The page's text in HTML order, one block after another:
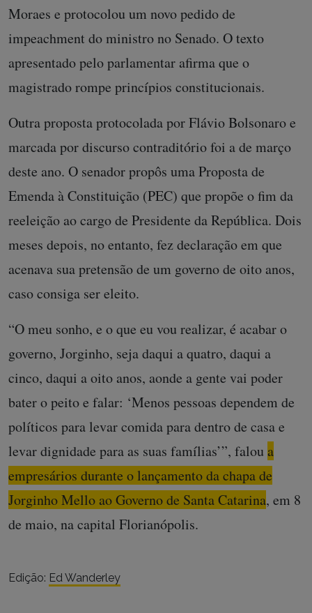
Moraes e protocolou um novo pedido de
impeachment do ministro no Senado. O texto
apresentado pelo parlamentar afirma que o
magistrado rompe princípios constitucionais.
Outra proposta protocolada por Flávio Bolsonaro e
marcada por discurso contraditório foi a de março
deste ano. O senador propôs uma Proposta de
Emenda à Constituição (PEC) que propõe o fim da
reeleição ao cargo de Presidente da República. Dois
meses depois, no entanto, fez declaração em que
acenava sua pretensão de um governo de oito anos,
caso consiga ser eleito.
“O meu sonho, e o que eu vou realizar, é acabar o
governo, Jorginho, seja daqui a quatro, daqui a
cinco, daqui a oito anos, aonde a gente vai poder
bater o peito e falar: ‘Menos pessoas dependem de
políticos para levar comida para dentro de casa e
levar dignidade para as suas famílias’”, falou a
empresários durante o lançamento da chapa de
Jorginho Mello ao Governo de Santa Catarina, em 8
de maio, na capital Florianópolis.
Edição: Ed Wanderley